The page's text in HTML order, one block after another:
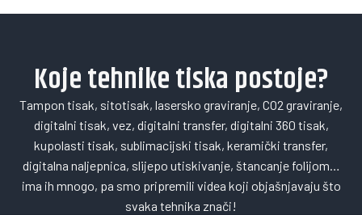
Koje tehnike tiska postoje?
Tampon tisak, sitotisak, lasersko graviranje, CO2 graviranje,
digitalni tisak, vez, digitalni transfer, digitalni 360 tisak,
kupolasti tisak, sublimacijski tisak, keramički transfer,
digitalna naljepnica, slijepo utiskivanje, štancanje folijom…
ima ih mnogo, pa smo pripremili videa koji objašnjavaju što
svaka tehnika znači!